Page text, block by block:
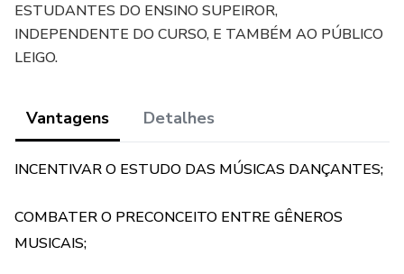
ESTUDANTES DO ENSINO SUPEIROR,
INDEPENDENTE DO CURSO, E TAMBÉM AO PÚBLICO
LEIGO.
Vantagens Detalhes
INCENTIVAR O ESTUDO DAS MÚSICAS DANÇANTES;
COMBATER O PRECONCEITO ENTRE GÊNEROS
MUSICAIS;